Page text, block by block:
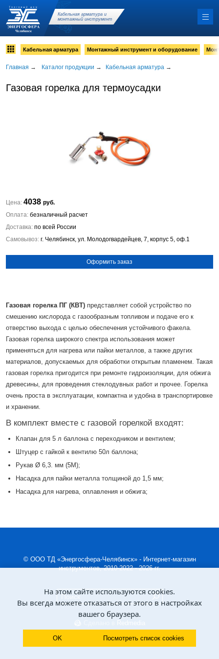
Кабельная арматура и
монтажный инструмент
Кабельная арматура Монтажный инструмент и оборудование
Главная → Каталог продукции → Кабельная арматура →
Газовая горелка для термоусадки
Цена: 4038 руб.
Оплата: безналичный расчет
Доставка: по всей России
Самовывоз: г. Челябинск, ул. Молодогвардейцев, 7, корпус 5, оф.1
Оформить заказ
Газовая горелка ПГ (КВТ) представляет собой устройство по
смешению кислорода с газообразным топливом и подаче его к
отверстию выхода с целью обеспечения устойчивого факела.
Газовая горелка широкого спектра использования может
применяться для нагрева или пайки металлов, а также других
материалов, допускаемых для обработки открытым пламенем. Такая
газовая горелка пригодится при ремонте гидроизоляции, для обжига
древесины, для проведения стеклодувных работ и прочее. Горелка
очень проста в эксплуатации, компактна и удобна в транспортировке
и хранении.
В комплект вместе с газовой горелкой входят:
Клапан для 5 л баллона с переходником и вентилем;
Штуцер с гайкой к вентилю 50л баллона;
Рукав Ø 6,3. мм (5М);
Насадка для пайки металла толщиной до 1,5 мм;
Насадка для нагрева, оплавления и обжига;
© ООО ТД «Энергосфера-Челябинск» - Интернет-магазин
инструментов, 2010-2022 - 2026 гг.
Redmedia
На этом сайте используются cookies.
Вы всегда можете отказаться от этого в настройках
вашего браузера.
OK Посмотреть список cookies